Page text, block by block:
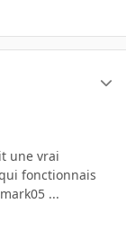
une vrai
fonctionnais
...